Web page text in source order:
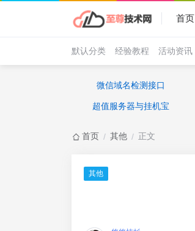
首页
默认分类 经验教程 活动资讯
微信域名检测接口
超值服务器与挂机宝
首页 / 其他 / 正文
其他